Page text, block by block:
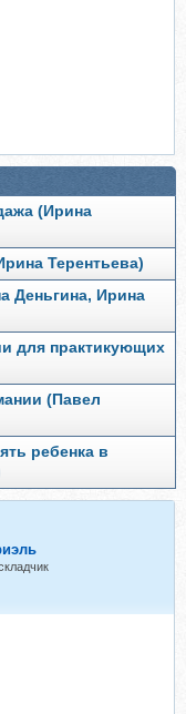
(Ирина
Терентьева)
Деньгина, Ирина
для практикующих
(Павел
ребенка в